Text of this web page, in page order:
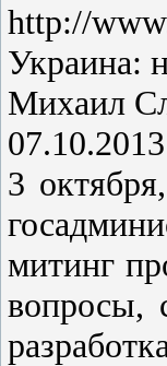
http://
Украина:
Михаил
07.10.2013
3
митинг
вопросы,